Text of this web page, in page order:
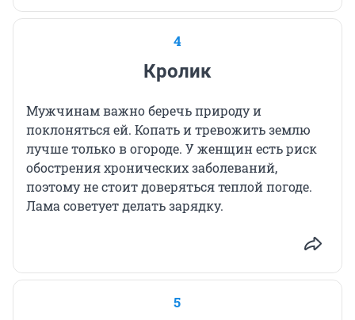
4
Кролик
Мужчинам важно беречь природу и
поклоняться ей. Копать и тревожить землю
лучше только в огороде. У женщин есть риск
обострения хронических заболеваний,
поэтому не стоит доверяться теплой погоде.
Лама советует делать зарядку.
5